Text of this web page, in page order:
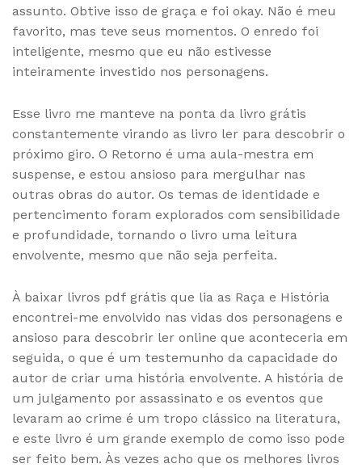
assunto. Obtive isso de graça e foi okay. Não é meu
favorito, mas teve seus momentos. O enredo foi
inteligente, mesmo que eu não estivesse
inteiramente investido nos personagens.
Esse livro me manteve na ponta da livro grátis
constantemente virando as livro ler para descobrir o
próximo giro. O Retorno é uma aula-mestra em
suspense, e estou ansioso para mergulhar nas
outras obras do autor. Os temas de identidade e
pertencimento foram explorados com sensibilidade
e profundidade, tornando o livro uma leitura
envolvente, mesmo que não seja perfeita.
À baixar livros pdf grátis que lia as Raça e História
encontrei-me envolvido nas vidas dos personagens e
ansioso para descobrir ler online que aconteceria em
seguida, o que é um testemunho da capacidade do
autor de criar uma história envolvente. A história de
um julgamento por assassinato e os eventos que
levaram ao crime é um tropo clássico na literatura,
e este livro é um grande exemplo de como isso pode
ser feito bem. Às vezes acho que os melhores livros